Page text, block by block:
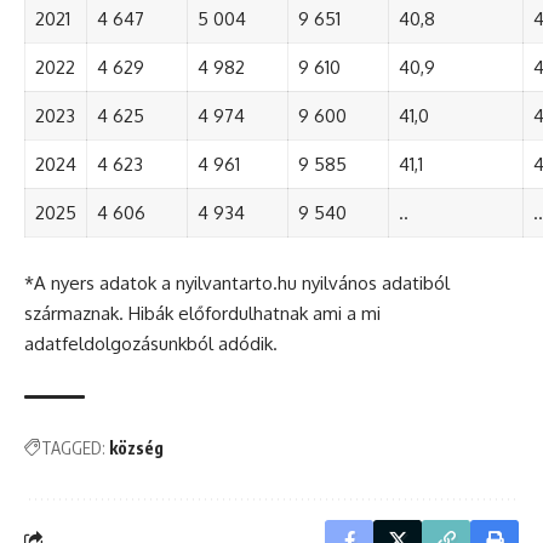
2021 4 647 5 004 9 651 40,8
2022 4 629 4 982 9 610 40,9
2023 4 625 4 974 9 600 41,0
2024 4 623 4 961 9 585 41,1
2025 4 606 4 934 9 540 .. ..
*A nyers adatok a nyilvantarto.hu nyilvános adatiból
származnak. Hibák előfordulhatnak ami a mi
adatfeldolgozásunkból adódik.
TAGGED: község